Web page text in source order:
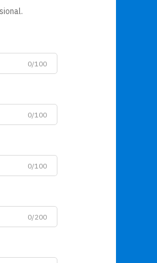
0/100
0/100
0/100
0/200